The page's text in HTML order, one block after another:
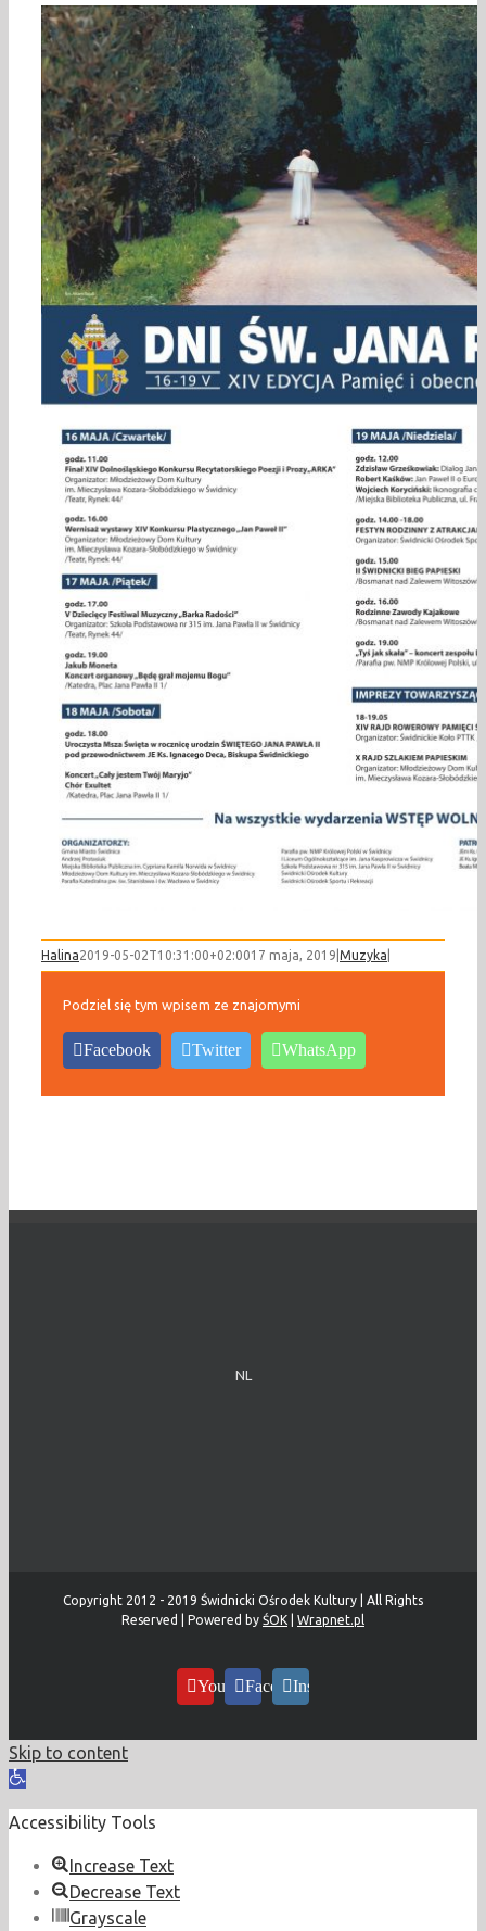
Halina2019-05-02T10:31:00+02:0017 maja, 2019 Muzyka
Podziel się tym wpisem ze znajomymi
Facebook Twitter WhatsApp
NL
Copyright 2012 - 2019 Świdnicki Ośrodek Kultury | All Rights
Reserved | Powered by ŚOK Wrapnet.pl
YouTubeFacebookInstagram
Skip to content
Open
Accessibility Tools
Increase Text
Decrease Text
Grayscale